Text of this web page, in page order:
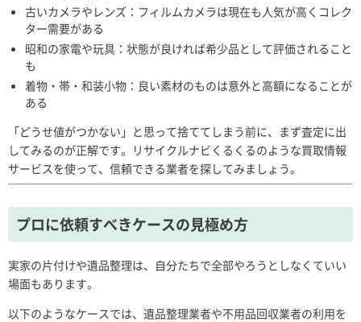
古いカメラやレンズ：フィルムカメラは現在も人気が高くコレク
ター需要がある
昭和の家電や玩具：状態が良ければ希少品として評価されること
も
着物・帯・和装小物：良い素材のものは意外と高額になることが
ある
「どうせ値がつかない」と思って捨ててしまう前に、まず査定に出
してみるのが正解です。リサイクルナビくるくるのような買取情報
サービスを使って、信頼できる業者を探してみましょう。
プロに依頼すべきケースの見極め方
実家の片付けや遺品整理は、自分たちで全部やろうとしなくていい
場面もあります。
以下のようなケースでは、遺品整理業者や不用品回収業者の利用を